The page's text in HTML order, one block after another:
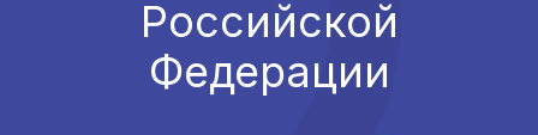
Российской
Федерации